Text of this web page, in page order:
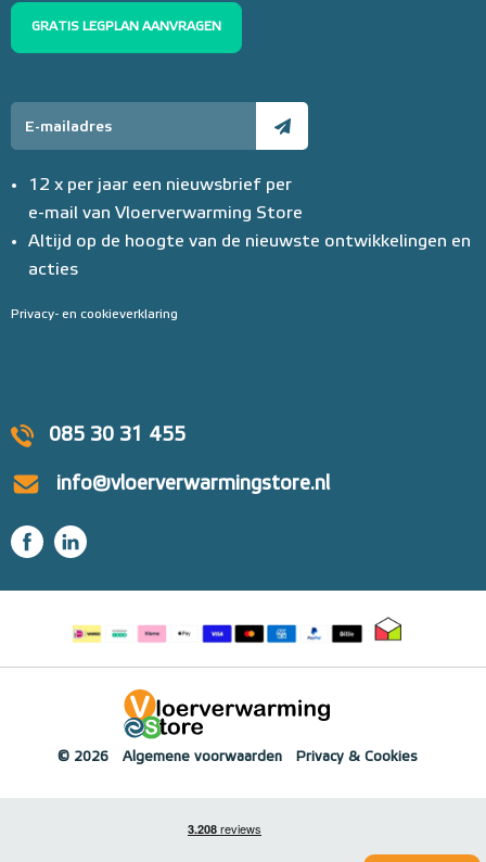
085 30 31 455
info@vloerverwarmingstore.nl
GRATIS LEGPLAN AANVRAGEN
12 x per jaar een nieuwsbrief per
e-mail van Vloerverwarming Store
Altijd op de hoogte van de nieuwste ontwikkelingen en
acties
Privacy- en cookieverklaring
© 2026 Algemene voorwaarden Privacy & Cookies